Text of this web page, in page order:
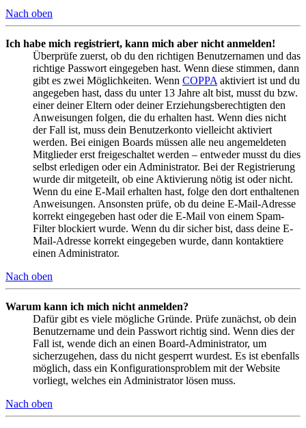
Nach oben
Ich habe mich registriert, kann mich aber nicht anmelden!
Überprüfe zuerst, ob du den richtigen Benutzernamen und das
richtige Passwort eingegeben hast. Wenn diese stimmen, dann
gibt es zwei Möglichkeiten. Wenn COPPA aktiviert ist und du
angegeben hast, dass du unter 13 Jahre alt bist, musst du bzw.
einer deiner Eltern oder deiner Erziehungsberechtigten den
Anweisungen folgen, die du erhalten hast. Wenn dies nicht
der Fall ist, muss dein Benutzerkonto vielleicht aktiviert
werden. Bei einigen Boards müssen alle neu angemeldeten
Mitglieder erst freigeschaltet werden – entweder musst du dies
selbst erledigen oder ein Administrator. Bei der Registrierung
wurde dir mitgeteilt, ob eine Aktivierung nötig ist oder nicht.
Wenn du eine E-Mail erhalten hast, folge den dort enthaltenen
Anweisungen. Ansonsten prüfe, ob du deine E-Mail-Adresse
korrekt eingegeben hast oder die E-Mail von einem Spam-
Filter blockiert wurde. Wenn du dir sicher bist, dass deine E-
Mail-Adresse korrekt eingegeben wurde, dann kontaktiere
einen Administrator.
Nach oben
Warum kann ich mich nicht anmelden?
Dafür gibt es viele mögliche Gründe. Prüfe zunächst, ob dein
Benutzername und dein Passwort richtig sind. Wenn dies der
Fall ist, wende dich an einen Board-Administrator, um
sicherzugehen, dass du nicht gesperrt wurdest. Es ist ebenfalls
möglich, dass ein Konfigurationsproblem mit der Website
vorliegt, welches ein Administrator lösen muss.
Nach oben